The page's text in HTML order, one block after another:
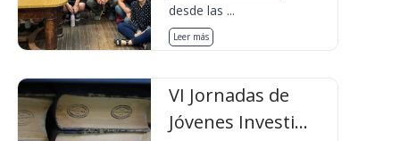
desde las ...
Leer más
VI Jornadas de
Jóvenes Investi...